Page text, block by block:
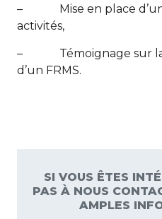
– Mise en place d’un
activités,
– Témoignage sur la
d’un FRMS.
SI VOUS ÊTES
PAS À NOUS
AMPLES